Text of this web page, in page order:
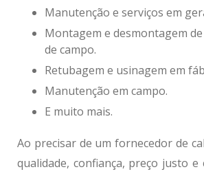
Manutenção e serviços em
Montagem e desmontagem
de campo.
Retubagem e usinagem em
Manutenção em campo.
E muito mais.
Ao precisar de um fornecedor de
qualidade, confiança, preço justo